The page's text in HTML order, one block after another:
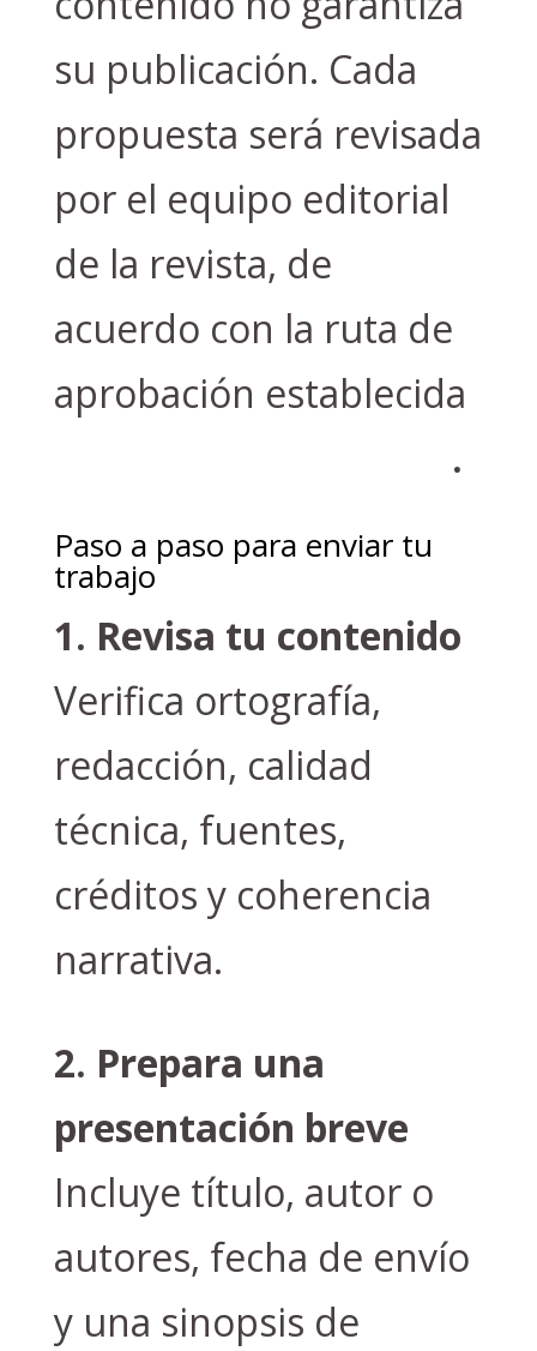
su publicación. Cada
propuesta será revisada
por el equipo editorial
de la revista, de
acuerdo con la ruta de
aprobación establecida
.
Paso a paso para enviar tu
trabajo
1. Revisa tu contenido
Verifica ortografía,
redacción, calidad
técnica, fuentes,
créditos y coherencia
narrativa.
2. Prepara una
presentación breve
Incluye título, autor o
autores, fecha de envío
y una sinopsis de